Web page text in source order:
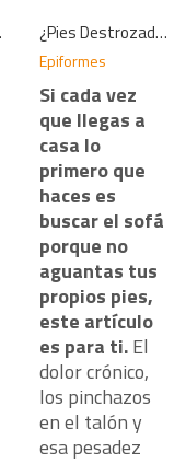
Ottavio ¿Pies Destrozados? Cómo Solucionar El Dolor Cuando Tu Trabajo No Te Da Tregua
Epiformes
Si cada vez
que llegas a
casa lo
primero que
haces es
buscar el sofá
porque no
aguantas tus
propios pies,
este artículo
es para ti.El
dolor crónico,
los pinchazos
en el talón y
esa pesadez